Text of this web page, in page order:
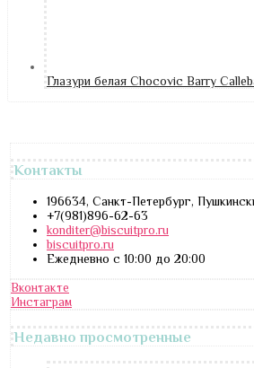
Глазури белая Chocovic Barry
Контакты
196634, Санкт-Петербург,
+7(981)896-62-63
konditer@biscuitpro.ru
biscuitpro.ru
Ежедневно с 10:00 до 20:00
Вконтакте
Инстаграм
Недавно просмотренные